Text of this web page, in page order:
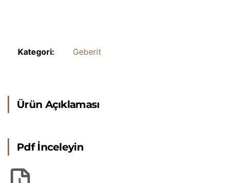
Kategori: Geberit
Ürün Açıklaması
Pdf İnceleyin